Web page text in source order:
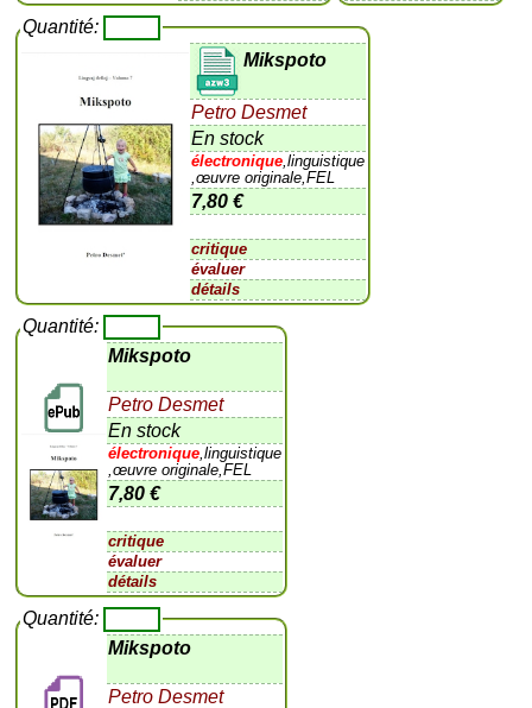
Quantité:
Mikspoto
Petro Desmet
En stock
électronique ,linguistique
,œuvre originale,FEL
7,80 €
critique
évaluer
détails
Quantité:
Mikspoto
Petro Desmet
En stock
électronique ,linguistique
,œuvre originale,FEL
7,80 €
critique
évaluer
détails
Quantité:
Mikspoto
Petro Desmet